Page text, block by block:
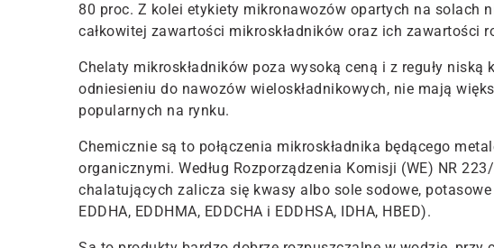
80 proc. Z kolei etykiety mikronawozów opartych na solach
całkowitej zawartości mikroskładników oraz ich zawartości
Chelaty mikroskładników poza wysoką ceną i z reguły
odniesieniu do nawozów wieloskładnikowych, nie mają
popularnych na rynku.
Chemicznie są to połączenia mikroskładnika będącego
organicznymi. Według Rozporządzenia Komisji (WE) NR
chalatujących zalicza się kwasy albo sole sodowe, potasowe
EDDHA, EDDHMA, EDDCHA i EDDHSA, IDHA, HBED).